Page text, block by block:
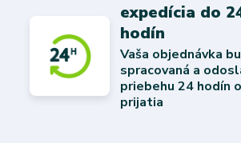
expedícia do
hodín
Vaša objednávka
spracovaná a
priebehu 24 hodín
prijatia